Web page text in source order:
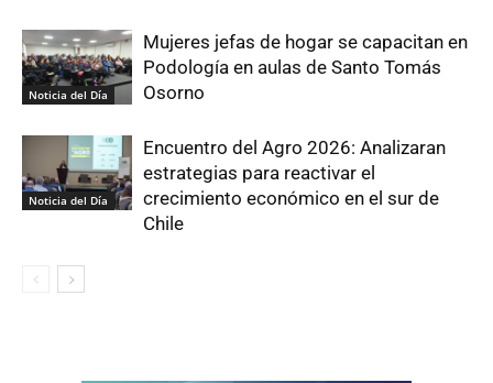
Noticia del Día
Mujeres jefas de hogar se capacitan en
Podología en aulas de Santo Tomás
Osorno
Noticia del Día
Encuentro del Agro 2026: Analizaran
estrategias para reactivar el
crecimiento económico en el sur de
Chile